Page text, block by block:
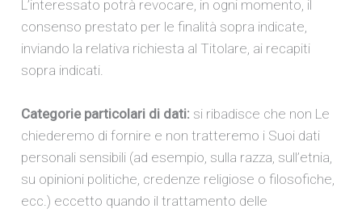
L’interessato potrà revocare, in ogni momento, il
consenso prestato per le finalità sopra indicate,
inviando la relativa richiesta al Titolare, ai recapiti
sopra indicati.
Categorie particolari di dati: si ribadisce che non Le
chiederemo di fornire e non tratteremo i Suoi dati
personali sensibili (ad esempio, sulla razza, sull’etnia,
su opinioni politiche, credenze religiose o filosofiche,
ecc.) eccetto quando il trattamento delle